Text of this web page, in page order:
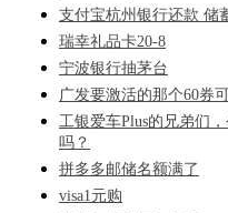
支付宝杭州银行还款 储
瑞幸礼品卡20-8
宁波银行抽茅台
广发要激活的那个60券
工银爱车Plus的兄弟们
吗？
拼多多邮储名额满了
visa1元购